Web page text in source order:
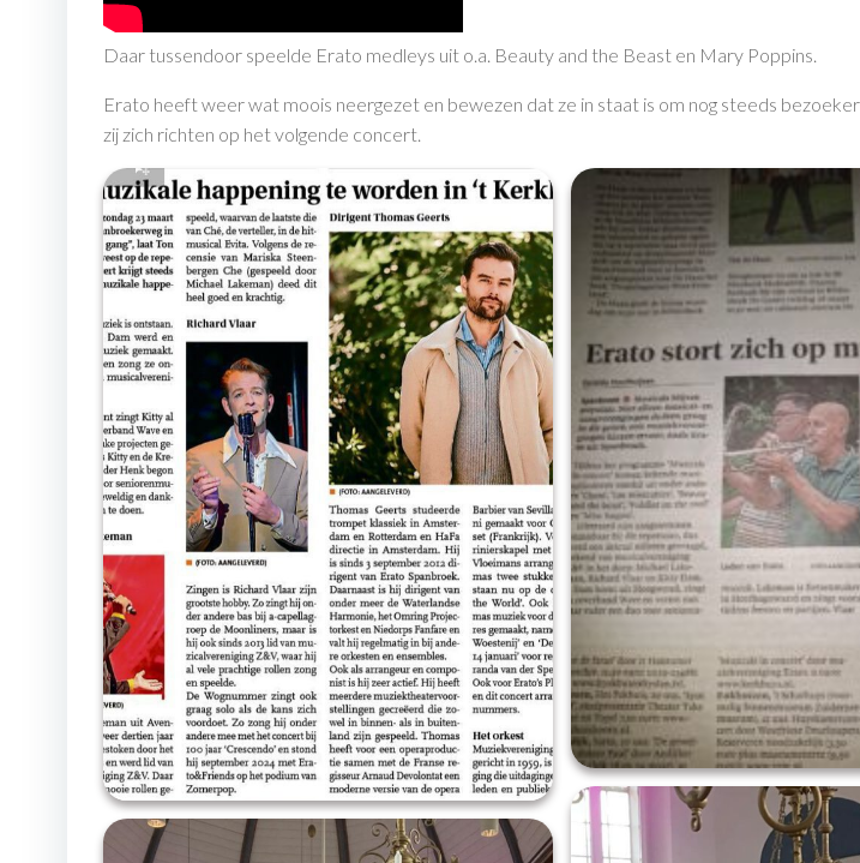
Daar tussendoor speelde Erato medleys uit o.a. Beauty and the Beast en Mary Poppins.
Erato heeft weer wat moois neergezet en bewezen dat ze in staat is om nog steeds
zij zich richten op het volgende concert.